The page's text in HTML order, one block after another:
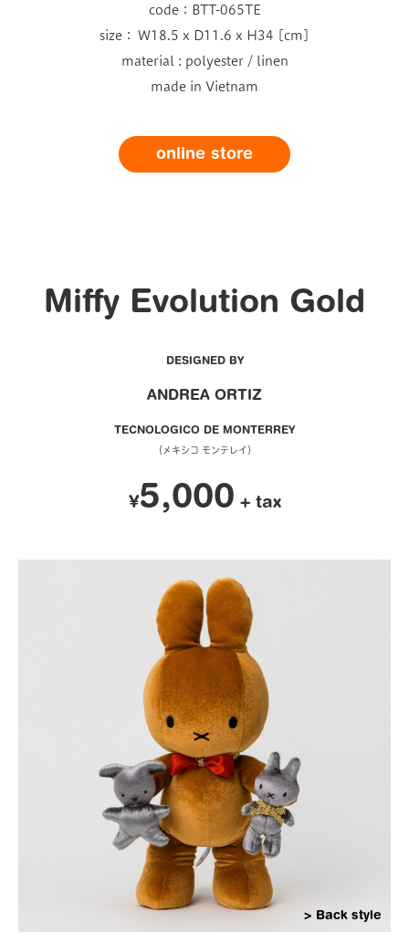
code：BTT-065TE
size： W18.5 x D11.6 x H34 [cm]
material : polyester / linen
made in Vietnam
online store
Miffy Evolution Gold
DESIGNED BY
ANDREA ORTIZ
TECNOLOGICO DE MONTERREY
（メキシコ モンテレイ）
¥5,000 + tax
Back style